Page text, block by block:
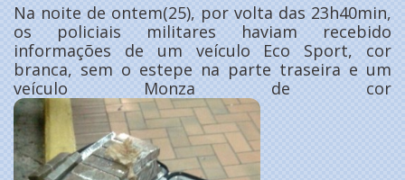
Na noite de ontem(25), por volta das 23h40min,
os policiais militares haviam recebido
informações de um veículo Eco Sport, cor
branca, sem o estepe na parte traseira e um
veículo Monza de cor